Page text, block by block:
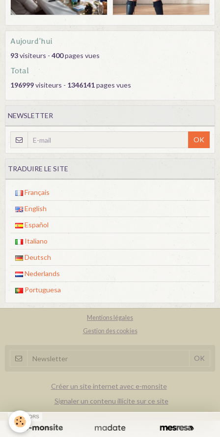
Aujourd'hui
93visiteurs - 400pages vues
Total
196999visiteurs - 1346141pages vues
NEWSLETTER
OK
TRADUIRE LE SITE
Français
English
Español
Italiano
Deutsch
Nederlands
Portuguesa
Mentions légales
Gestion des cookies
Créer un site internet avec e-monsite
Signaler un contenu illicite sur ce site
SPONSORS